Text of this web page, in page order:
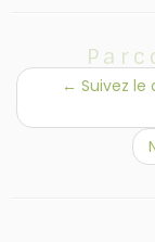
← Suivez le